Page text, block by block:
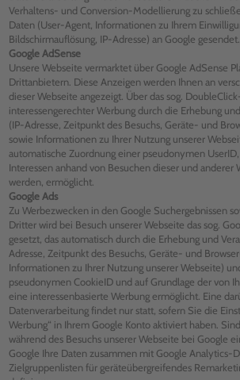
Verhaltens- und Conversion-Modellierung zu
Daten (User-Agent, Informationen zu Ihrem
Bildschirmauflösung, IP-Adresse) an Google gesendet.
Google AdSense
Unsere Webseite vermarktet über Google AdSense
Drittanbietern. Diese Anzeigen werden Ihnen an
dieser Webseite angezeigt. Über das sog.
interessengerechter Werbung durch die Erhebung
(IP-Adresse, Zeitpunkt des Besuchs, Geräte- und
sowie Informationen zu Ihrer Nutzung unserer
automatische Zuordnung einer pseudonymen
Interessen anhand von Besuchen dieser und anderer
werden, ermöglicht.
Google Ads
Zu Werbezwecken in den Google Suchergebnissen
Dritter wird bei Besuch unserer Webseite das sog.
gesetzt, das automatisch durch die Erhebung und
Adresse, Zeitpunkt des Besuchs, Geräte- und
Informationen zu Ihrer Nutzung unserer Webseite)
pseudonymen CookieID und auf Grundlage der von
eine interessenbasierte Werbung ermöglicht. Eine
Datenverarbeitung findet nur statt, sofern Sie die
Werbung“ in Ihrem Google Konto aktiviert haben.
während des Besuchs unserer Webseite bei Google
Google Ihre Daten zusammen mit Google Analytics-
Zielgruppenlisten für geräteübergreifendes